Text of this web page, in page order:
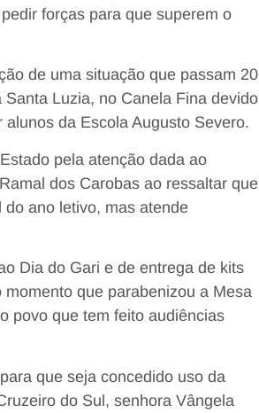
forças para que superem o
de uma situação que passam 20
Luzia, no Canela Fina devido
da Escola Augusto Severo.
pela atenção dada ao
dos Carobas ao ressaltar que
ano letivo, mas atende
Dia do Gari e de entrega de kits
que parabenizou a Mesa
povo que tem feito audiências
que seja concedido uso da
do Sul, senhora Vângela